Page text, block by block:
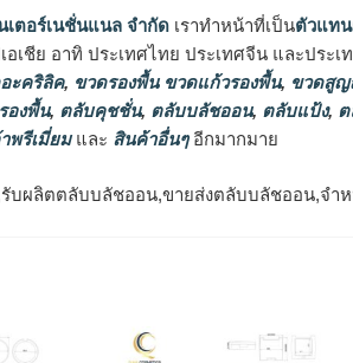
ตอร์เนชั่นแนล จำกัด เราทำหน้าที่เป็นตัวแท
อเชีย อาทิ ประเทศไทย ประเทศจีน และปร
ะคริลิค, ขวดรองพื้น ขวดแก้วรองพื้น, ขวดสูญ
องพื้น, ตลับคุชชั่น, ตลับบลัชออน, ตลับแป้ง,
พรีเมี่ยมและ สินค้าอื่นๆอีกมากมาย
บผลิตตลับบลัชออน,ขายส่งตลับบลัชออน,จำ